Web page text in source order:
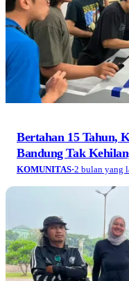
Bertahan 15 Tahun,
Bandung Tak
KOMUNITAS·2 bulan yang